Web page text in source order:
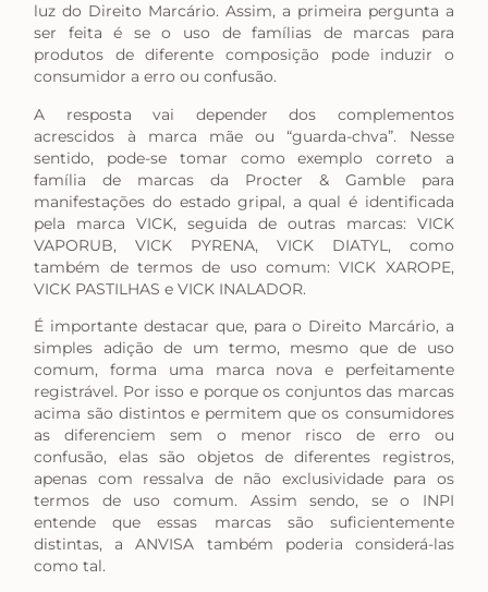
luz do Direito Marcário. Assim, a primeira pergunta a
ser feita é se o uso de famílias de marcas para
produtos de diferente composição pode induzir o
consumidor a erro ou confusão.
A resposta vai depender dos complementos
acrescidos à marca mãe ou “guarda-chva”. Nesse
sentido, pode-se tomar como exemplo correto a
família de marcas da Procter & Gamble para
manifestações do estado gripal, a qual é identificada
pela marca VICK, seguida de outras marcas: VICK
VAPORUB, VICK PYRENA, VICK DIATYL, como
também de termos de uso comum: VICK XAROPE,
VICK PASTILHAS e VICK INALADOR.
É importante destacar que, para o Direito Marcário, a
simples adição de um termo, mesmo que de uso
comum, forma uma marca nova e perfeitamente
registrável. Por isso e porque os conjuntos das marcas
acima são distintos e permitem que os consumidores
as diferenciem sem o menor risco de erro ou
confusão, elas são objetos de diferentes registros,
apenas com ressalva de não exclusividade para os
termos de uso comum. Assim sendo, se o INPI
entende que essas marcas são suficientemente
distintas, a ANVISA também poderia considerá-las
como tal.